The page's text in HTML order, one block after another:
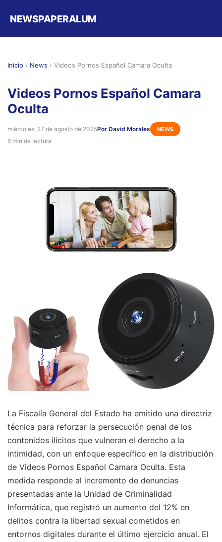
NEWSPAPERALUM
Inicio › News › Videos Pornos Español Camara Oculta
Videos Pornos Español Camara
Oculta
miércoles, 27 de agosto de 2025Por David Morales NEWS
6 min de lectura
La Fiscalía General del Estado ha emitido una directriz
técnica para reforzar la persecución penal de los
contenidos ilícitos que vulneran el derecho a la
intimidad, con un enfoque específico en la distribución
de Videos Pornos Español Camara Oculta. Esta
medida responde al incremento de denuncias
presentadas ante la Unidad de Criminalidad
Informática, que registró un aumento del 12% en
delitos contra la libertad sexual cometidos en
entornos digitales durante el último ejercicio anual. El